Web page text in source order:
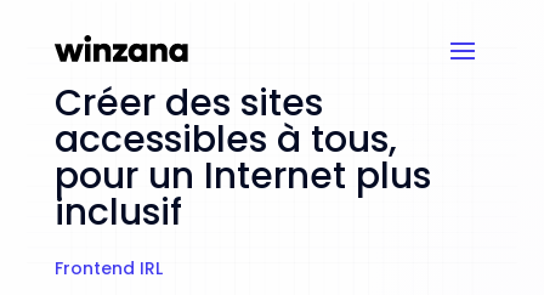
Créer des sites
accessibles à tous,
pour un Internet plus
inclusif
Frontend IRL